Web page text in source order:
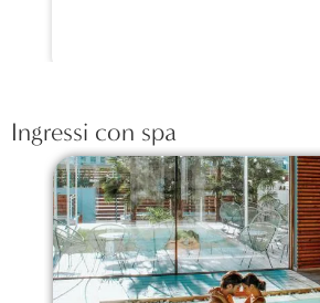
Ingressi con spa